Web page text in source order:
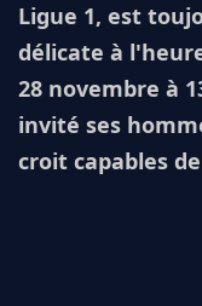
Ligue 1, est
délicate à
28 novembre à
invité ses
croit capables